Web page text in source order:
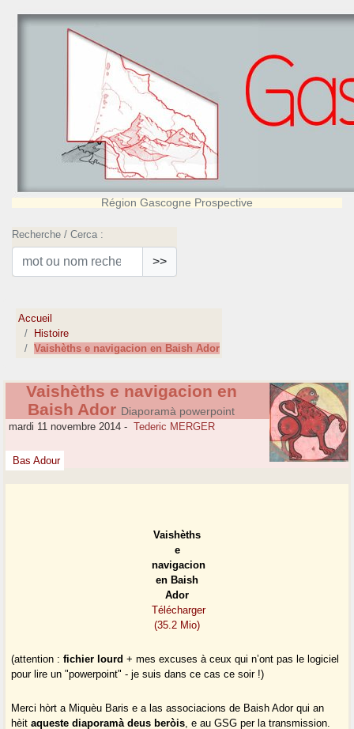
Région Gascogne Prospective
Recherche / Cerca :
>>
Accueil
Histoire
Vaishèths e navigacion en Baish Ador
Vaishèths e navigacion en
Baish Ador Diaporamà powerpoint
mardi 11 novembre 2014 - Tederic MERGER
Bas Adour
Vaishèths
e
navigacion
en Baish
Ador
Télécharger
(35.2 Mio)
(attention :fichier lourd + mes excuses à ceux qui n’ont pas le logiciel
pour lire un "powerpoint" - je suis dans ce cas ce soir !)
Merci hòrt a Miquèu Baris e a las associacions de Baish Ador qui an
hèitaqueste diaporamà deus beròis, e au GSG per la transmission.